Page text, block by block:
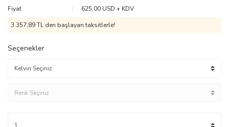
Fiyat
625,00 USD + KDV
3.357,89 TL den başlayan taksitlerle!
Seçenekler